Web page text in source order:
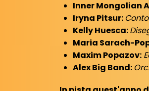
Inner Mongolian
Iryna Pitsur:
Kelly Huesca:
Maria Sarach-
Maxim Popazov:
Alex Big Band: